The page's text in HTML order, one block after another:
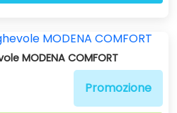
MODENA COMFORT
Promozione